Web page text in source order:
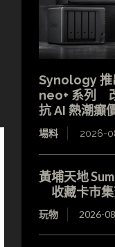
Synology
neo+ 系列
抗 AI 熱潮癲
場料 2026-
黃埔天地
收藏卡市集
玩物 2026-